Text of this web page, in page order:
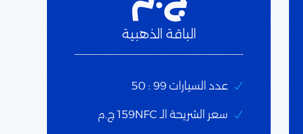
الباقة الذهبية
عدد السيارات 99 : 50
سعر الشريحة الـ 159NFC ج.م